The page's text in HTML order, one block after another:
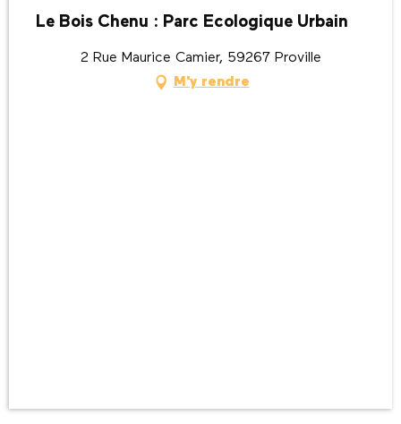
Le Bois Chenu : Parc Ecologique Urbain
2 Rue Maurice Camier, 59267 Proville
M'y rendre